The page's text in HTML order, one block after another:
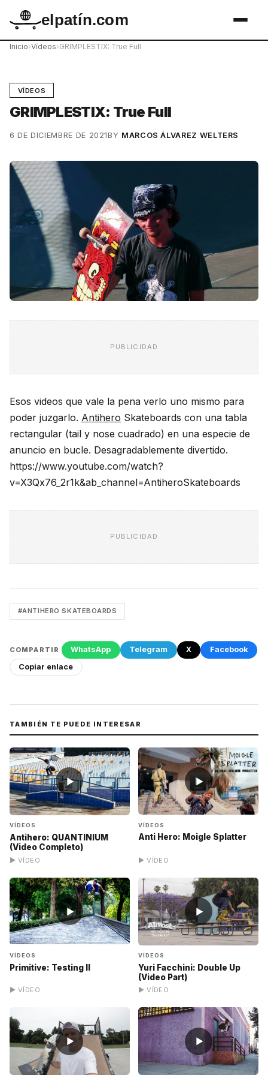
elpatín.com
Inicio›Vídeos›GRIMPLESTIX: True Full
VÍDEOS
GRIMPLESTIX: True Full
6 DE DICIEMBRE DE 2021BY MARCOS ÁLVAREZ WELTERS
PUBLICIDAD
Esos videos que vale la pena verlo uno mismo para
poder juzgarlo. Antihero Skateboards con una tabla
rectangular (tail y nose cuadrado) en una especie de
anuncio en bucle. Desagradablemente divertido.
https://www.youtube.com/watch?
v=X3Qx76_2r1k&ab_channel=AntiheroSkateboards
PUBLICIDAD
#ANTIHERO SKATEBOARDS
COMPARTIR WhatsApp Telegram X
Facebook
Copiar enlace
TAMBIÉN TE PUEDE INTERESAR
▶
VÍDEOS
Antihero: QUANTINIUM
(Video Completo)
▶ VÍDEO
▶
VÍDEOS
Anti Hero: Moigle Splatter
▶ VÍDEO
▶
VÍDEOS
Primitive: Testing II
▶ VÍDEO
▶
VÍDEOS
Yuri Facchini: Double Up
(Video Part)
▶ VÍDEO
▶ ▶